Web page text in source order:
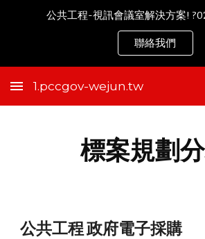
公共工程-視訊會議室解決方案!
聯絡我們
1.pccgov-wejun.tw
標案規劃
公共工程 政府電子採購